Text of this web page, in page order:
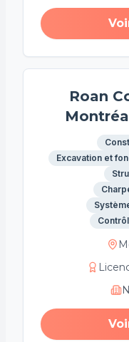
Roan
Excavation et